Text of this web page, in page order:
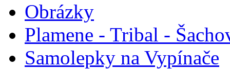
Obrázky
Plamene - Tribal -
Samolepky na Vypínače